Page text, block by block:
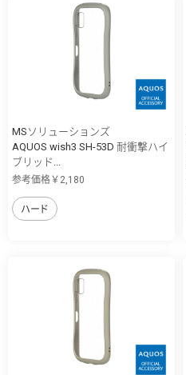
MSソリューションズ
AQUOS wish3 SH-53D 耐衝撃ハイ
ブリッド...
参考価格￥2,180
ハード